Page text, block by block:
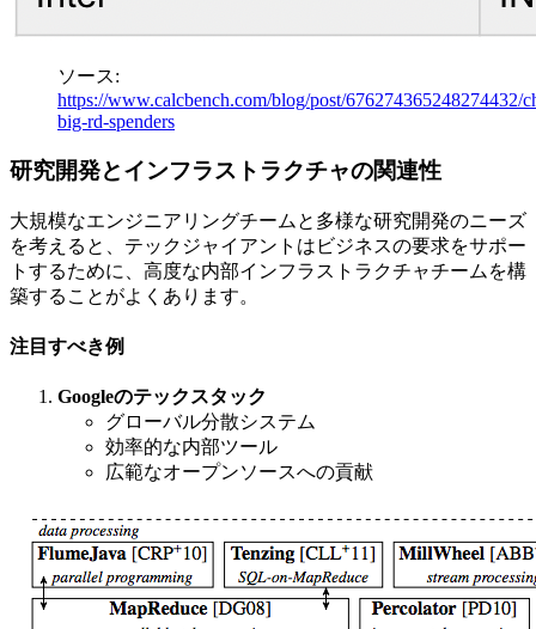
ソース:
https://www.calcbench.com/blog/post/676274365248274432/
big-rd-spenders
研究開発とインフラストラクチャの関連性
大規模なエンジニアリングチームと多様な研究開発のニーズ
を考えると、テックジャイアントはビジネスの要求をサポー
トするために、高度な内部インフラストラクチャチームを構
築することがよくあります。
注目すべき例
Googleのテックスタック
グローバル分散システム
効率的な内部ツール
広範なオープンソースへの貢献